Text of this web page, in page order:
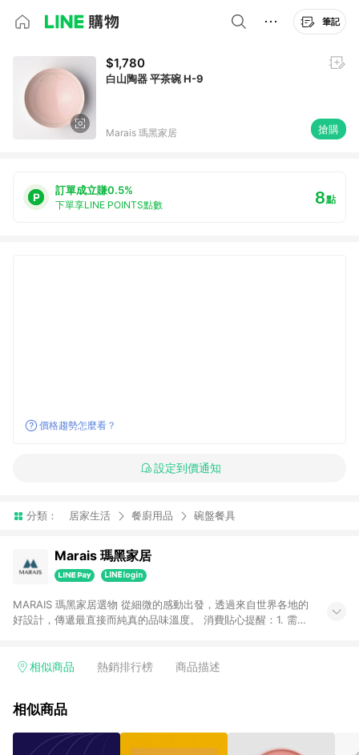
筆記
$1,780
白山陶器 平茶碗 H-9
Marais 瑪黑家居 搶購
訂單成立賺0.5%
下單享LINE POINTS點數 8點
價格趨勢怎麼看？
設定到價通知
分類： 居家生活 餐廚用品 碗盤餐具
Marais 瑪黑家居
MARAIS 瑪黑家居選物 從細微的感動出發，透過來自世界各地的
好設計，傳遞最直接而純真的品味溫度。 消費貼心提醒：1. 需透
APP下單，將不符合贈點資格。 3. 點數將於出貨後60天前後發
相似商品 熱銷排行榜 商品描述
相似商品